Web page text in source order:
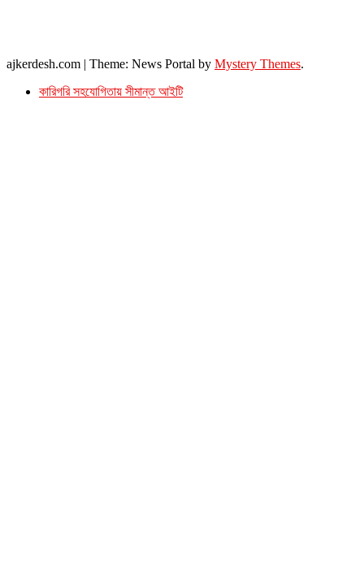
ajkerdesh.com | Theme: News Portal by Mystery Themes.
কারিগরি সহযোগিতায় সীমান্ত আইটি